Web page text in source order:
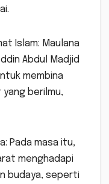
Islam: Maulana
Abdul Madjid
membina
yang berilmu,
Pada masa itu,
menghadapi
budaya, seperti